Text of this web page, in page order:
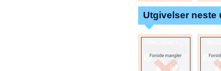
Utgivelser neste